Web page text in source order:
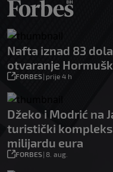
Nafta iznad 83
otvaranje
FORBES| prije 4 h
Džeko i Modrić na
turistički
milijardu eura
FORBES| 8. aug.